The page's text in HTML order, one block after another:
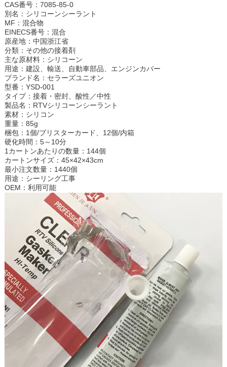
CAS番号：7085-85-0
別名：シリコーンシーラント
MF：混合物
EINECS番号：混合
原産地：中国浙江省
分類：その他の接着剤
主な原材料：シリコーン
用途：建設、輸送、自動車部品、エンジンカバー
ブランド名：セラーズユニオン
型番：YSD-001
タイプ：接着・密封、酸性／中性
製品名：RTVシリコーンシーラント
素材：シリコン
重量：85g
梱包：1個/ブリスターカード、12個/内箱
硬化時間：5～10分
1カートンあたりの数量：144個
カートンサイズ：45×42×43cm
最小注文数量：1440個
用途：シーリング工事
OEM：利用可能